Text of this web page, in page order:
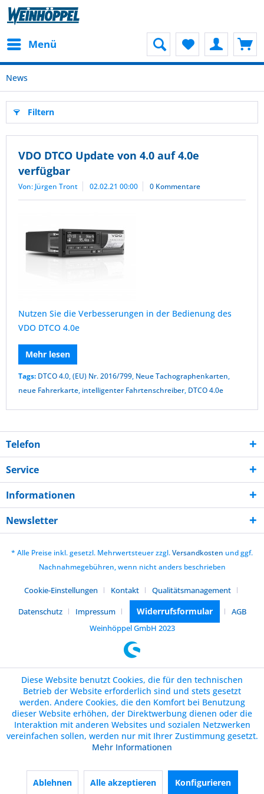
Menü
News
Filtern
VDO DTCO Update von 4.0 auf 4.0e
verfügbar
Von: Jürgen Tront 02.02.21 00:00 0 Kommentare
Nutzen Sie die Verbesserungen in der Bedienung des
VDO DTCO 4.0e
Mehr lesen
Tags: DTCO 4.0,(EU) Nr. 2016/799, Neue Tachographenkarten,
neue Fahrerkarte, intelligenter Fahrtenschreiber, DTCO 4.0e
Telefon
Service
Informationen
Newsletter
* Alle Preise inkl. gesetzl. Mehrwertsteuer zzgl.Versandkosten und ggf.
Nachnahmegebühren, wenn nicht anders beschrieben
Cookie-Einstellungen Kontakt
Qualitätsmanagement
Datenschutz
Impressum Widerrufsformular
AGB
Weinhöppel GmbH 2023
Diese Website benutzt Cookies, die für den technischen
Betrieb der Website erforderlich sind und stets gesetzt
werden. Andere Cookies, die den Komfort bei Benutzung
dieser Website erhöhen, der Direktwerbung dienen oder die
Interaktion mit anderen Websites und sozialen Netzwerken
vereinfachen sollen, werden nur mit Ihrer Zustimmung gesetzt.
Mehr Informationen
Ablehnen Alle akzeptieren Konfigurieren